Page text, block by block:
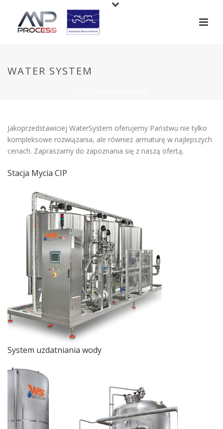
WATER SYSTEM
Jakoprzedstawiciej WaterSystem oferujemy Państwu nie tylko
kompleksowe rozwiązania, ale również armaturę w najlepszych
cenach. Zapraszamy do zapoznania się z naszą ofertą.
Stacja Mycia CIP
System uzdatniania wody